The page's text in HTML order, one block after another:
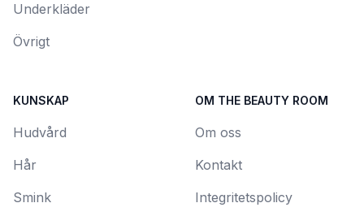
Underkläder
Övrigt
KUNSKAP
Hudvård
Hår
Smink
OM THE BEAUTY ROOM
Om oss
Kontakt
Integritetspolicy